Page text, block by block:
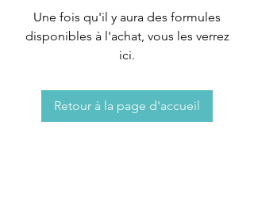
Une fois qu'il y aura des formules
disponibles à l'achat, vous les verrez
ici.
Retour à la page d'accueil